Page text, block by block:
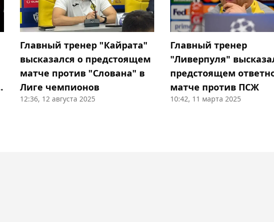
Главный тренер "Кайрата"
высказался о предстоящем
матче против "Слована" в
Лиге чемпионов
12:36, 12 августа 2025
Главный тренер
"Ливерпуля"
предстоящем
матче против ПСЖ
10:42, 11 марта 2025